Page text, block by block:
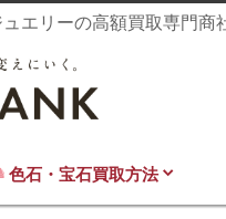
エリーの高額買取専門
色石・宝石買取方法